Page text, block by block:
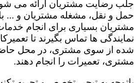
جلب رضایت مشتریان ارائه می
حمل و نقل، مشغله مشتریان و ...
مشتریان بسیاری برای انجام
نمایندگی ها تماس بگیرند تا
شده از سوی مشتری، در محل
مشتری، تعمیرات را انجام دهند.